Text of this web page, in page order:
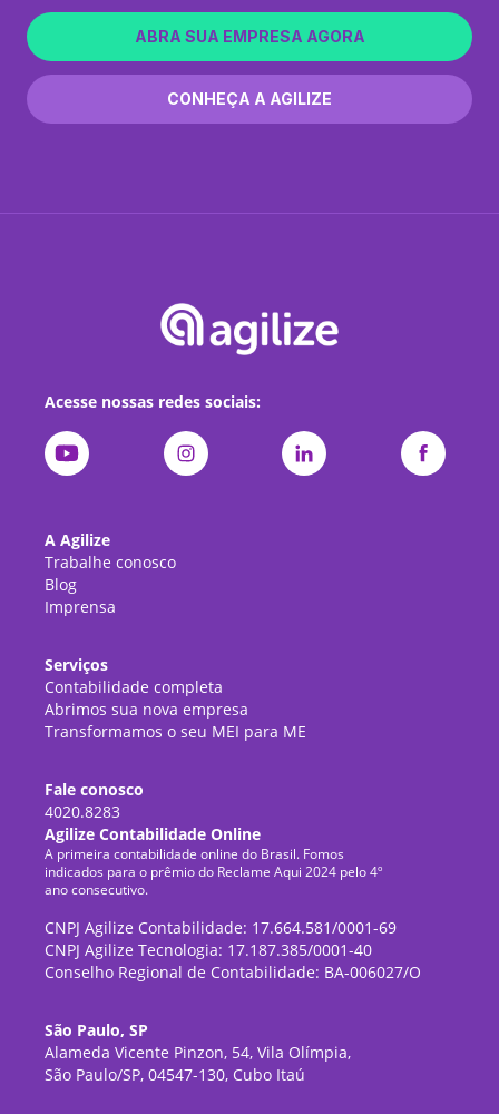
ABRA SUA EMPRESA AGORA
CONHEÇA A AGILIZE
Acesse nossas redes sociais:
A Agilize
Trabalhe conosco
Blog
Imprensa
Serviços
Contabilidade completa
Abrimos sua nova empresa
Transformamos o seu MEI para ME
Fale conosco
4020.8283
Agilize Contabilidade Online
A primeira contabilidade online do Brasil. Fomos
indicados para o prêmio do Reclame Aqui 2024 pelo 4º
ano consecutivo.
CNPJ Agilize Contabilidade: 17.664.581/0001-69
CNPJ Agilize Tecnologia: 17.187.385/0001-40
Conselho Regional de Contabilidade: BA-006027/O
São Paulo, SP
Alameda Vicente Pinzon, 54, Vila Olímpia,
São Paulo/SP, 04547-130, Cubo Itaú